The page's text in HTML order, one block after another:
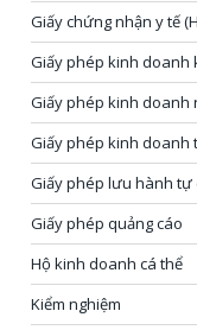
Giấy chứng nhận y tế
Giấy phép kinh doanh
Giấy phép kinh doanh
Giấy phép kinh doanh
Giấy phép lưu hành tự
Giấy phép quảng cáo
Hộ kinh doanh cá thể
Kiểm nghiệm